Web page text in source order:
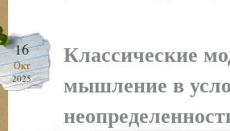
16
Окт
2025
Классические
мышление в